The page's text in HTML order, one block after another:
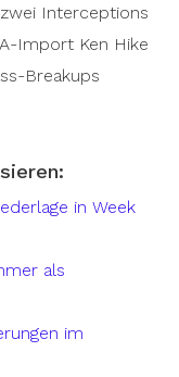
Interceptions
Import Ken Hike
Breakups
in Week
als
im